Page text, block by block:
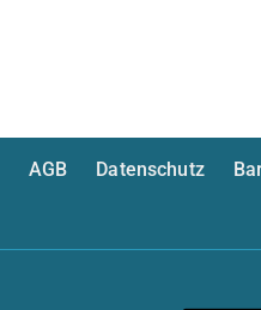
AGB Datenschutz